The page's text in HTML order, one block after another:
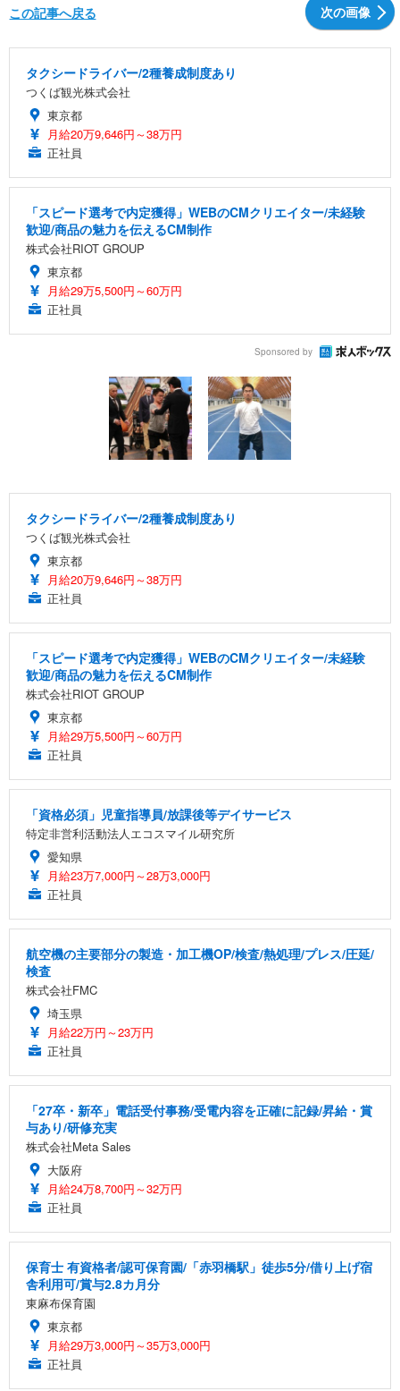
次の画像
この記事へ戻る
タクシードライバー/2種養成制度あり
つくば観光株式会社
東京都
月給20万9,646円～38万円
正社員
「スピード選考で内定獲得」WEBのCMクリエイター/未経験
歓迎/商品の魅力を伝えるCM制作
株式会社RIOT GROUP
東京都
月給29万5,500円～60万円
正社員
Sponsored by
タクシードライバー/2種養成制度あり
つくば観光株式会社
東京都
月給20万9,646円～38万円
正社員
「スピード選考で内定獲得」WEBのCMクリエイター/未経験
歓迎/商品の魅力を伝えるCM制作
株式会社RIOT GROUP
東京都
月給29万5,500円～60万円
正社員
「資格必須」児童指導員/放課後等デイサービス
特定非営利活動法人エコスマイル研究所
愛知県
月給23万7,000円～28万3,000円
正社員
航空機の主要部分の製造・加工機OP/検査/熱処理/プレス/圧延/
検査
株式会社FMC
埼玉県
月給22万円～23万円
正社員
「27卒・新卒」電話受付事務/受電内容を正確に記録/昇給・賞
与あり/研修充実
株式会社Meta Sales
大阪府
月給24万8,700円～32万円
正社員
保育士 有資格者/認可保育園/「赤羽橋駅」徒歩5分/借り上げ宿
舎利用可/賞与2.8カ月分
東麻布保育園
東京都
月給29万3,000円～35万3,000円
正社員